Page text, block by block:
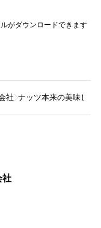
がダウンロードできます
社 ナッツ本来の美味しさ
社